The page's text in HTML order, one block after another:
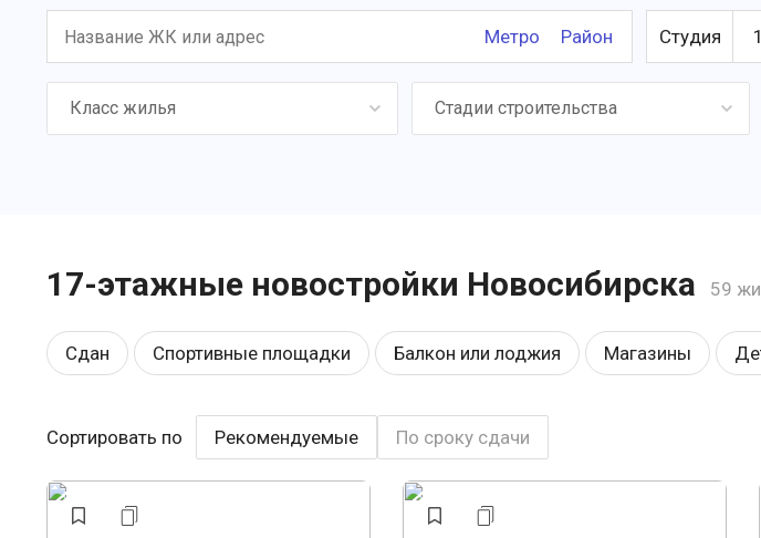
Метро Район Студия 1
Класс жилья Стадии строительства
17-этажные новостройки Новосибирска 59
Сдан Спортивные площадки Балкон или лоджия Магазины
Эконом Рядом с парком Возле метро
Строится, есть сданные Заморожен
Сортировать по Рекомендуемые По сроку сдачи